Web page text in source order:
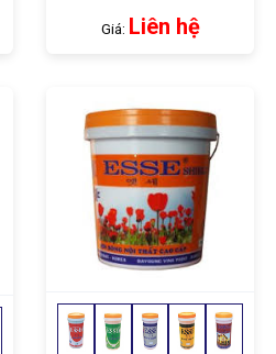
Giá: Liên hệ